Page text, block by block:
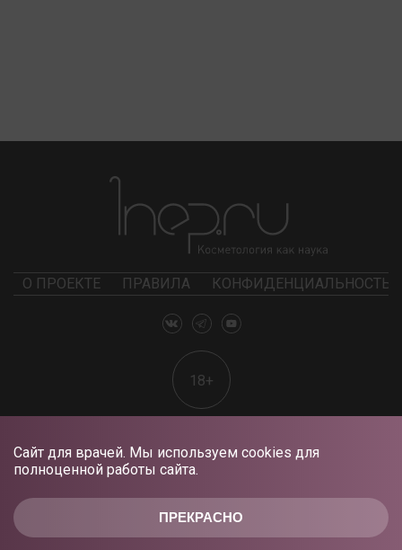
ПРЕКРАСНО
Сайт для врачей. Мы используем cookies для
полноценной работы сайта.
О ПРОЕКТЕ ПРАВИЛА КОНФИДЕНЦИАЛЬНОСТЬ
18+